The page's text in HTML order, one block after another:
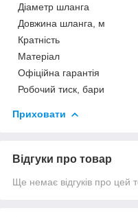
Діаметр шланга
Довжина шланга, м
Кратність
Матеріал
Офіційна гарантія
Робочий тиск, бари
Приховати
Відгуки про товар
Ще немає відгуків про цей